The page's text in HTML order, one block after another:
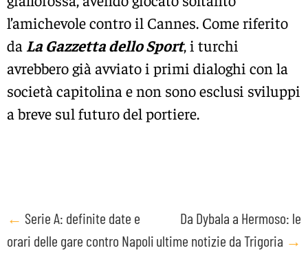
l’amichevole contro il Cannes. Come riferito
da La Gazzetta dello Sport, i turchi
avrebbero già avviato i primi dialoghi con la
società capitolina e non sono esclusi sviluppi
a breve sul futuro del portiere.
Post
navigation
← Serie A: definite date e
orari delle gare contro Napoli
Da Dybala a Hermoso: le
ultime notizie da Trigoria →